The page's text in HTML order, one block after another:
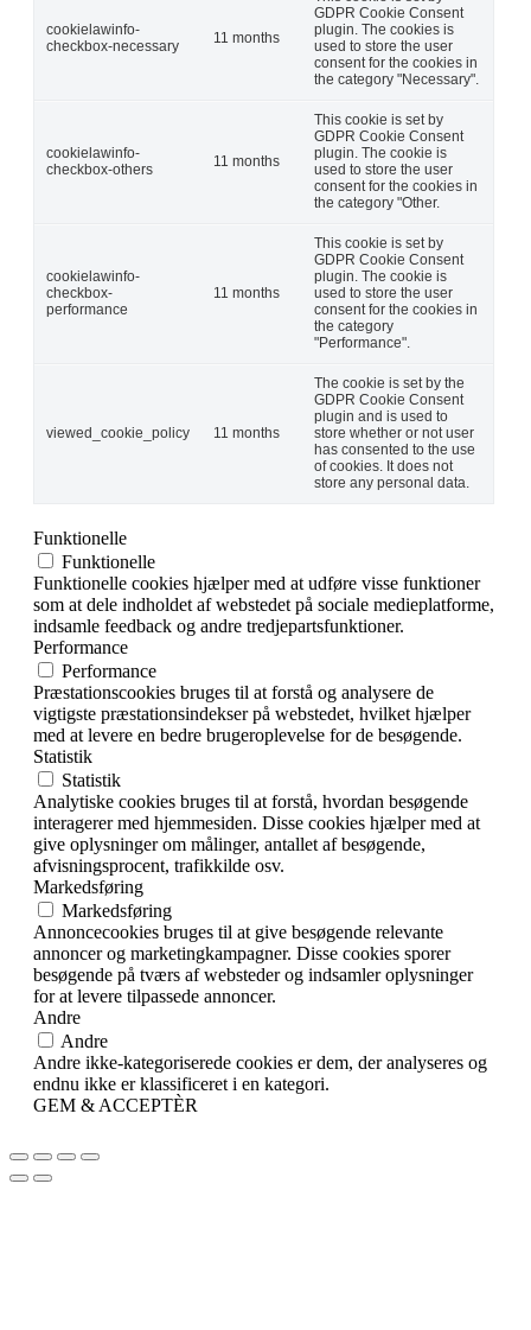
cookielawinfo-
checkbox-necessary
11 months
GDPR Cookie Consent
plugin. The cookies is
used to store the user
consent for the cookies in
the category "Necessary".
cookielawinfo-
checkbox-others
11 months
This cookie is set by
GDPR Cookie Consent
plugin. The cookie is
used to store the user
consent for the cookies in
the category "Other.
cookielawinfo-
checkbox-
performance
11 months
This cookie is set by
GDPR Cookie Consent
plugin. The cookie is
used to store the user
consent for the cookies in
the category
"Performance".
viewed_cookie_policy 11 months
The cookie is set by the
GDPR Cookie Consent
plugin and is used to
store whether or not user
has consented to the use
of cookies. It does not
store any personal data.
Funktionelle
Funktionelle
Funktionelle cookies hjælper med at udføre visse funktioner
som at dele indholdet af webstedet på sociale medieplatforme,
indsamle feedback og andre tredjepartsfunktioner.
Performance
Performance
Præstationscookies bruges til at forstå og analysere de
vigtigste præstationsindekser på webstedet, hvilket hjælper
med at levere en bedre brugeroplevelse for de besøgende.
Statistik
Statistik
Analytiske cookies bruges til at forstå, hvordan besøgende
interagerer med hjemmesiden. Disse cookies hjælper med at
give oplysninger om målinger, antallet af besøgende,
afvisningsprocent, trafikkilde osv.
Markedsføring
Markedsføring
Annoncecookies bruges til at give besøgende relevante
annoncer og marketingkampagner. Disse cookies sporer
besøgende på tværs af websteder og indsamler oplysninger
for at levere tilpassede annoncer.
Andre
Andre
Andre ikke-kategoriserede cookies er dem, der analyseres og
endnu ikke er klassificeret i en kategori.
GEM & ACCEPTÈR